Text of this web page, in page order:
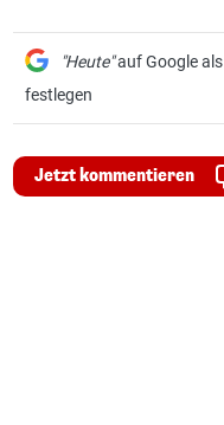
"Heute"auf Google als
festlegen
Jetzt kommentieren